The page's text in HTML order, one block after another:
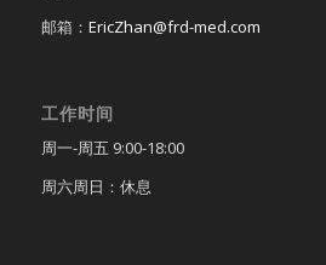
邮箱： EricZhan@frd-med.com
工作时间
周一-周五 9:00-18:00
周六周日：休息